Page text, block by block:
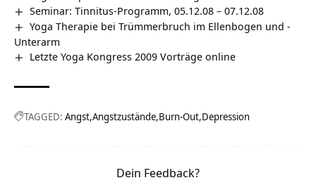
Seminar: Tinnitus-Programm, 05.12.08 – 07.12.08
Yoga Therapie bei Trümmerbruch im Ellenbogen und -
Unterarm
Letzte Yoga Kongress 2009 Vorträge online
TAGGED: Angst Angstzustände Burn-Out Depression
Dein Feedback?